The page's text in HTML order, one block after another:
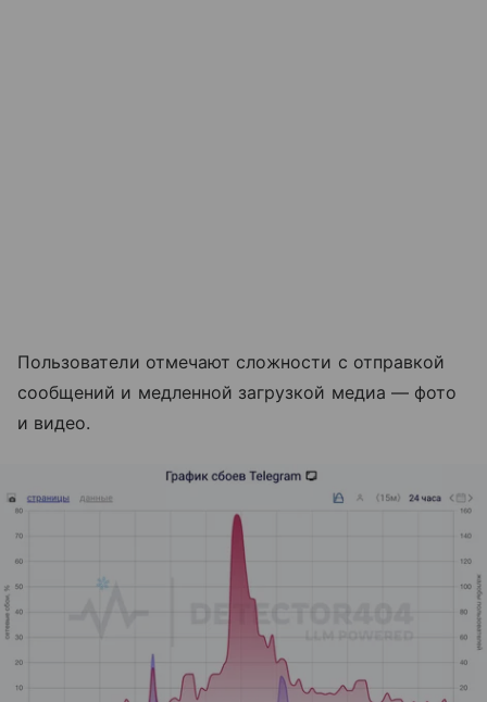
Пользователи отмечают сложности с отправкой
сообщений и медленной загрузкой медиа — фото
и видео.